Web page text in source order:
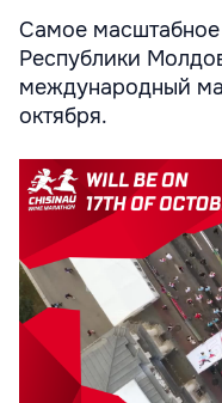
Самое
Республики
международный
октября.